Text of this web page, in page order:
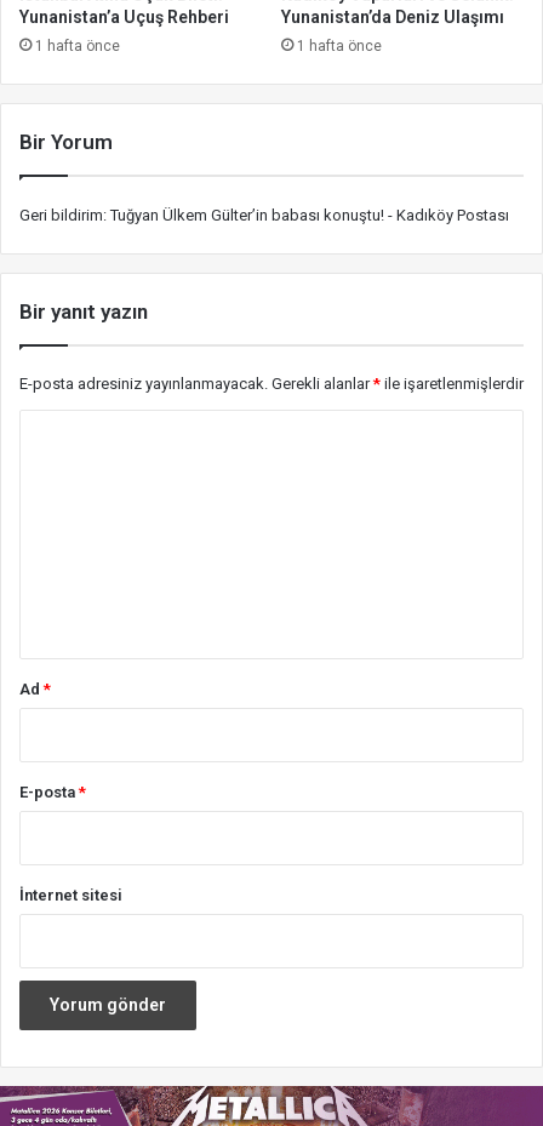
Yunanistan’a Uçuş Rehberi
1 hafta önce
Yunanistan’da Deniz Ulaşımı
1 hafta önce
Bir Yorum
Geri bildirim:Tuğyan Ülkem Gülter’in babası konuştu! - Kadıköy Postası
Bir yanıt yazın
E-posta adresiniz yayınlanmayacak. Gerekli alanlar* ile işaretlenmişlerdir
Ad*
E-posta*
İnternet sitesi